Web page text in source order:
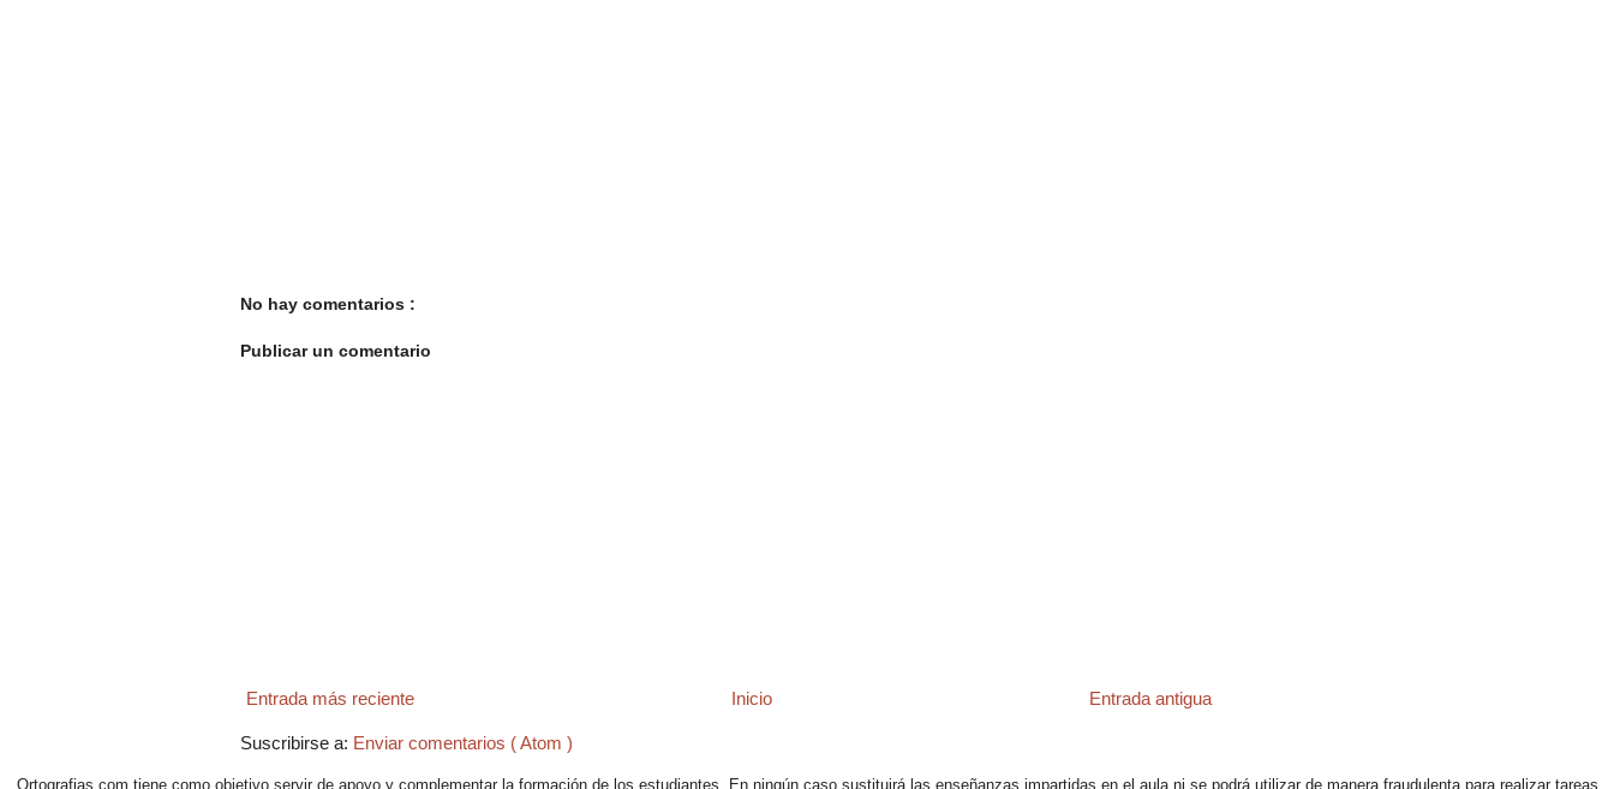
No hay comentarios :
Publicar un comentario
Entrada más reciente Entrada antigua
Inicio
Suscribirse a: Enviar comentarios ( Atom )
Ortografias.com tiene como objetivo servir de apoyo y complementar la formación de los estudiantes. En ningún caso sustituirá las enseñanzas impartidas en el aula ni se podrá utilizar de manera fraudulenta para realizar tareas